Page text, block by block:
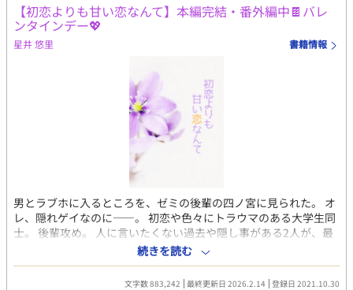
【初恋よりも甘い恋なんて】本編完結・番外編中🍫バレ
ンタインデー💖
星井 悠里 書籍情報
男とラブホに入るところを、ゼミの後輩の四ノ宮に見られた。 オ
レ、隠れゲイなのに――。 初恋や色々にトラウマのある大学生同
士。 後輩攻め。 人に言いたくない過去や隠し事がある2人が、最
初は恋なんか関係なく絡み、喧嘩したりしながらも、だんだんと
少しずつ近づいていきます。 どう恋に転んでいくのか、楽しんで
頂けますように。 イケメン王子・外面良し・四ノ宮 大翔(しのみ
続きを読む
文字数 883,242 最終更新日 2026.2.14 登録日 2021.10.30